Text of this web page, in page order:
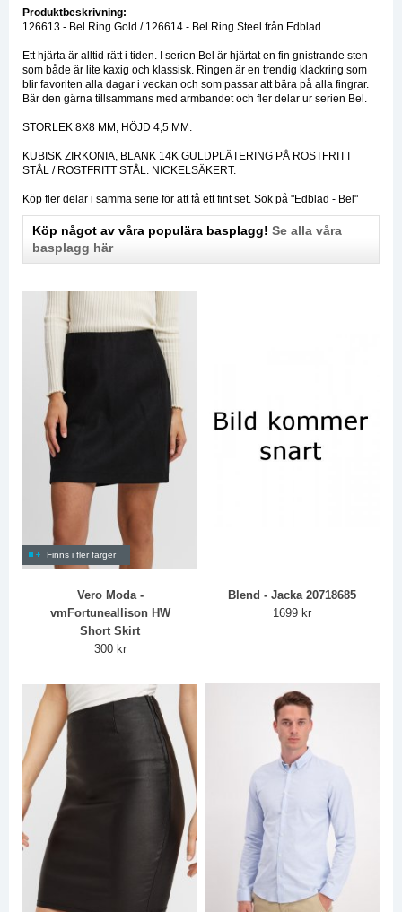
Produktbeskrivning:
126613 - Bel Ring Gold / 126614 - Bel Ring Steel från Edblad.
Ett hjärta är alltid rätt i tiden. I serien Bel är hjärtat en fin gnistrande sten
som både är lite kaxig och klassisk. Ringen är en trendig klackring som
blir favoriten alla dagar i veckan och som passar att bära på alla fingrar.
Bär den gärna tillsammans med armbandet och fler delar ur serien Bel.
STORLEK 8X8 MM, HÖJD 4,5 MM.
KUBISK ZIRKONIA, BLANK 14K GULDPLÄTERING PÅ ROSTFRITT
STÅL / ROSTFRITT STÅL. NICKELSÄKERT.
Köp fler delar i samma serie för att få ett fint set. Sök på "Edblad - Bel"
Köp något av våra populära basplagg! Se alla våra
basplagg här
Finns i fler färger
Vero Moda -
vmFortuneallison HW
Short Skirt
300 kr
Blend - Jacka 20718685
1699 kr